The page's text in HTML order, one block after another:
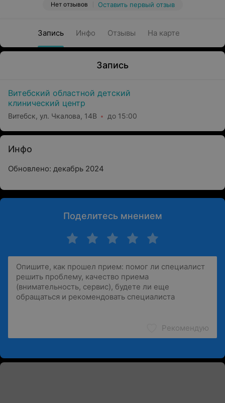
Нет отзывов Оставить первый отзыв
Запись Инфо Отзывы На карте
Запись
Витебский областной детский
клинический центр
Витебск, ул. Чкалова, 14В до 15:00
Инфо
Обновлено: декабрь 2024
Поделитесь мнением
Рекомендую